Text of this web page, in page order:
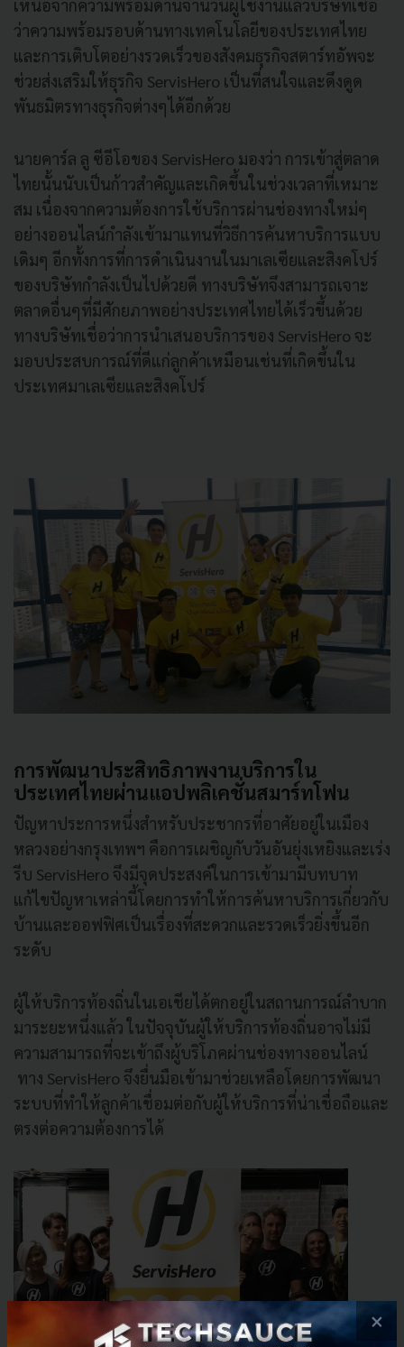
เหนือจากความพร้อมด้านจำนวนผู้ใช้งานแล้วบริษัทเชื่อ
ว่าความพร้อมรอบด้านทางเทคโนโลยีของประเทศไทย
และการเติบโตอย่างรวดเร็วของสังคมธุรกิจสตาร์ทอัพจะ
ช่วยส่งเสริมให้ธุรกิจ ServisHero เป็นที่สนใจและดึงดูด
พันธมิตรทางธุรกิจต่างๆได้อีกด้วย
นายคาร์ล ลู ซีอีโอของ ServisHero มองว่า การเข้าสู่ตลาด
ไทยนั้นนับเป็นก้าวสำคัญและเกิดขึ้นในช่วงเวลาที่เหมาะ
สม เนื่องจากความต้องการใช้บริการผ่านช่องทางใหม่ๆ
อย่างออนไลน์กำลังเข้ามาแทนที่วิธีการค้นหาบริการแบบ
เดิมๆ อีกทั้งการที่การดำเนินงานในมาเลเซียและสิงคโปร์
ของบริษัทกำลังเป็นไปด้วยดี ทางบริษัทจึงสามารถเจาะ
ตลาดอื่นๆที่มีศักยภาพอย่างประเทศไทยได้เร็วขึ้นด้วย
ทางบริษัทเชื่อว่าการนำเสนอบริการของ ServisHero จะ
มอบประสบการณ์ที่ดีแก่ลูกค้าเหมือนเช่นที่เกิดขึ้นใน
ประเทศมาเลเซียและสิงคโปร์
การพัฒนาประสิทธิภาพงานบริการใน
ประเทศไทยผ่านแอปพลิเคชั่นสมาร์ทโฟน
ปัญหาประการหนึ่งสำหรับประชากรที่อาศัยอยู่ในเมือง
หลวงอย่างกรุงเทพฯ คือการเผชิญกับวันอันยุ่งเหยิงและเร่ง
รีบ ServisHero จึงมีจุดประสงค์ในการเข้ามามีบทบาท
แก้ไขปัญหาเหล่านี้โดยการทำให้การค้นหาบริการเกี่ยวกับ
บ้านและออฟฟิศเป็นเรื่องที่สะดวกและรวดเร็วยิ่งขึ้นอีก
ระดับ
ผู้ให้บริการท้องถิ่นในเอเชียได้ตกอยู่ในสถานการณ์ลำบาก
มาระยะหนึ่งแล้ว ในปัจจุบันผู้ให้บริการท้องถิ่นอาจไม่มี
ความสามารถที่จะเข้าถึงผู้บริโภคผ่านช่องทางออนไลน์
ทาง ServisHero จึงยื่นมือเข้ามาช่วยเหลือโดยการพัฒนา
ระบบที่ทำให้ลูกค้าเชื่อมต่อกับผู้ให้บริการที่น่าเชื่อถือและ
ตรงต่อความต้องการได้
×